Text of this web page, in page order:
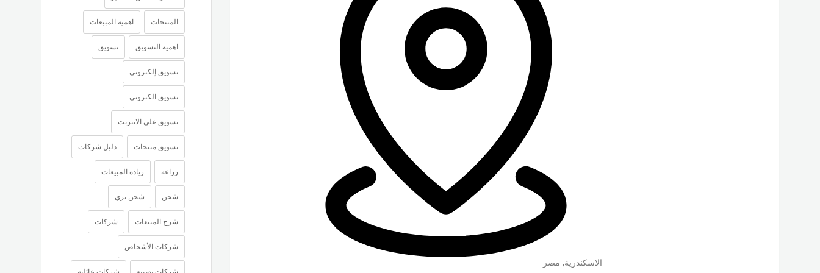
الاسكندرية, مصر
المنتجات اهمية المبيعات
اهميه التسويق تسويق
تسويق إلكتروني
تسويق الكترونى
تسويق على الانترنت
تسويق منتجات دليل شركات
زراعة زيادة المبيعات
شحن شحن بري
شرح المبيعات شركات
شركات الأشخاص